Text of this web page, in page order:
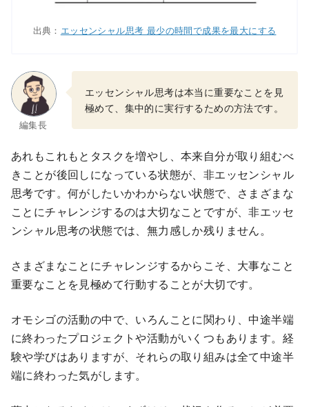
出典： エッセンシャル思考 最少の時間で成果を最大にする
編集長
エッセンシャル思考は本当に重要なことを見
極めて、集中的に実行するための方法です。
あれもこれもとタスクを増やし、本来自分が取り組むべ
きことが後回しになっている状態が、非エッセンシャル
思考です。何がしたいかわからない状態で、さまざまな
ことにチャレンジするのは大切なことですが、非エッセ
ンシャル思考の状態では、無力感しか残りません。
さまざまなことにチャレンジするからこそ、大事なこと
重要なことを見極めて行動することが大切です。
オモシゴの活動の中で、いろんことに関わり、中途半端
に終わったプロジェクトや活動がいくつもあります。経
験や学びはありますが、それらの取り組みは全て中途半
端に終わった気がします。